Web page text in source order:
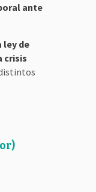
ante
ley de
crisis